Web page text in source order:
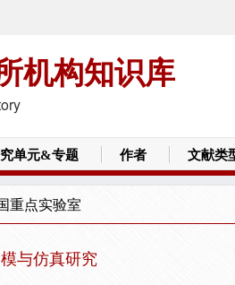
机构知识库
单元&专题 作者 文献类
重点实验室
与仿真研究